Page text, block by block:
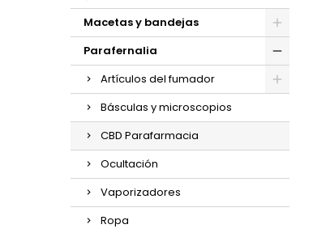
Macetas y bandejas
Parafernalia
Artículos del fumador
Básculas y microscopios
CBD Parafarmacia
Ocultación
Vaporizadores
Ropa